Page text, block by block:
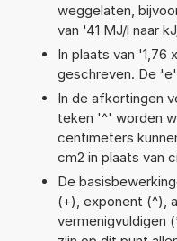
weggelaten,
van '41 MJ/l naar
In plaats van '1,76
geschreven. De
In de afkortingen
teken '^' worden
centimeters
cm2 in plaats van
De
(+), exponent (^),
vermenigvuldigen